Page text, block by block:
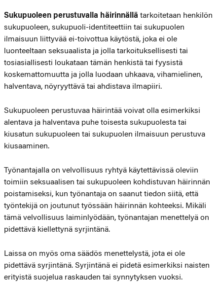
Sukupuoleen perustuvalla häirinnällä tarkoitetaan henkilön
sukupuoleen, sukupuoli-identiteettiin tai sukupuolen
ilmaisuun liittyvää ei-toivottua käytöstä, joka ei ole
luonteeltaan seksuaalista ja jolla tarkoituksellisesti tai
tosiasiallisesti loukataan tämän henkistä tai fyysistä
koskemattomuutta ja jolla luodaan uhkaava, vihamielinen,
halventava, nöyryyttävä tai ahdistava ilmapiiri.
Sukupuoleen perustuvaa häirintää voivat olla esimerkiksi
alentava ja halventava puhe toisesta sukupuolesta tai
kiusatun sukupuoleen tai sukupuolen ilmaisuun perustuva
kiusaaminen.
Työnantajalla on velvollisuus ryhtyä käytettävissä oleviin
toimiin seksuaalisen tai sukupuoleen kohdistuvan häirinnän
poistamiseksi, kun työnantaja on saanut tiedon siitä, että
työntekijä on joutunut työssään häirinnän kohteeksi. Mikäli
tämä velvollisuus laiminlyödään, työnantajan menettelyä on
pidettävä kiellettynä syrjintänä.
Laissa on myös oma säädös menettelystä, jota ei ole
pidettävä syrjintänä. Syrjintänä ei pidetä esimerkiksi naisten
erityistä suojelua raskauden tai synnytyksen vuoksi.